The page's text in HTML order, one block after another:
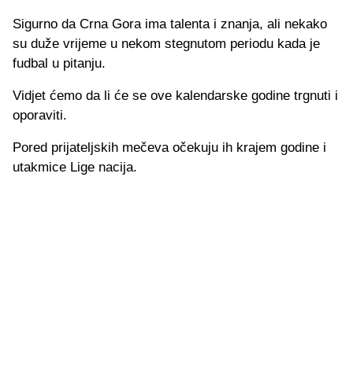
Sigurno da Crna Gora ima talenta i znanja, ali nekako
su duže vrijeme u nekom stegnutom periodu kada je
fudbal u pitanju.
Vidjet ćemo da li će se ove kalendarske godine trgnuti i
oporaviti.
Pored prijateljskih mečeva očekuju ih krajem godine i
utakmice Lige nacija.